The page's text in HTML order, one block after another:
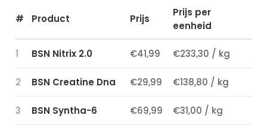
# Product Prijs
Prijs per
eenheid
1 BSN Nitrix 2.0 €41,99 €233,30 / kg
2 BSN Creatine Dna €29,99 €138,80 / kg
3 BSN Syntha-6 €69,99 €31,00 / kg